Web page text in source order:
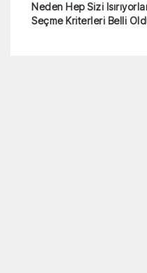
Neden Hep Sizi
Seçme Kriterleri Belli